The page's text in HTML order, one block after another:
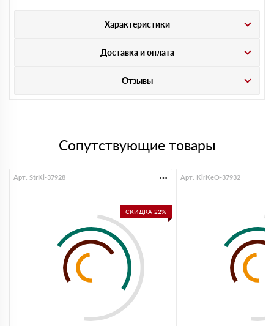
Характеристики
Доставка и оплата
Отзывы
Сопутствующие товары
СКИДКА 22%
Арт. StrKi-37928 Арт. KirKeO-37932